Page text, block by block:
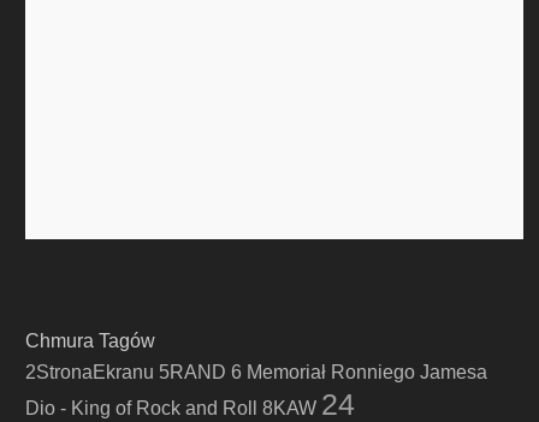
Chmura Tagów
2StronaEkranu 5RAND 6 Memoriał Ronniego Jamesa
Dio - King of Rock and Roll
8KAW 24